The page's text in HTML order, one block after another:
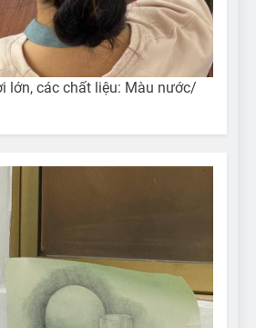
lớn, các chất liệu: Màu nước/